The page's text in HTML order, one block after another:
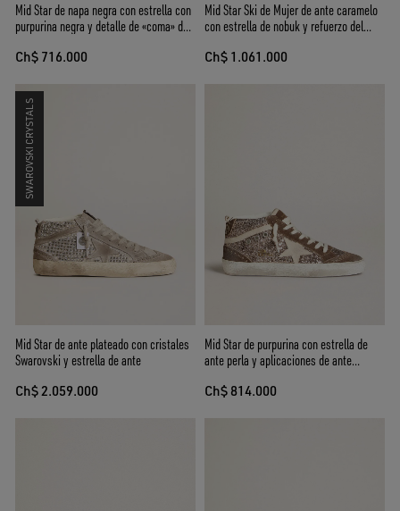
Mid Star de napa negra con estrella con
purpurina negra y detalle de «coma» de
Ch$ 716.000
Mid Star Ski de Mujer de ante caramelo
con estrella de nobuk y refuerzo del
Ch$ 1.061.000
SWAROVSKI CRYSTALS
Mid Star de ante plateado con cristales
Swarovski y estrella de ante
Ch$ 2.059.000
Mid Star de purpurina con estrella de
ante perla y aplicaciones de ante
Ch$ 814.000